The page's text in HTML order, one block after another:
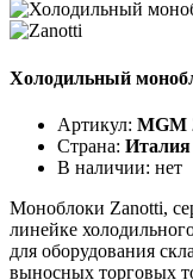
Холодильный
Артикул: MGM
Страна: Италия
В наличии: нет
Моноблоки Zanotti,
линейке
для оборудования
выносных торговых